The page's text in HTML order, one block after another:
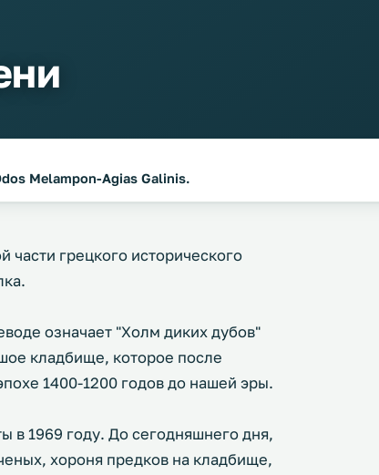
Melampon-Agias Galinis.
грецкого исторического
означает "Холм диких дубов"
кладбище, которое после
1400-1200 годов до нашей эры.
в 1969 году. До сегодняшнего дня,
хороня предков на кладбище,